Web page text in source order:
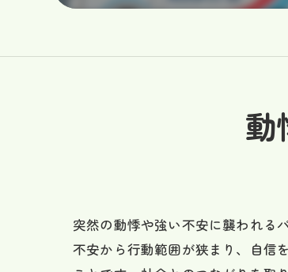
動
突然の動悸や強い不安に襲われる
不安から行動範囲が狭まり、自信